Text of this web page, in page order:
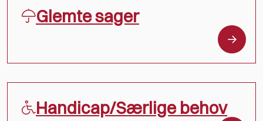
Glemte sager
Handicap/Særlige behov